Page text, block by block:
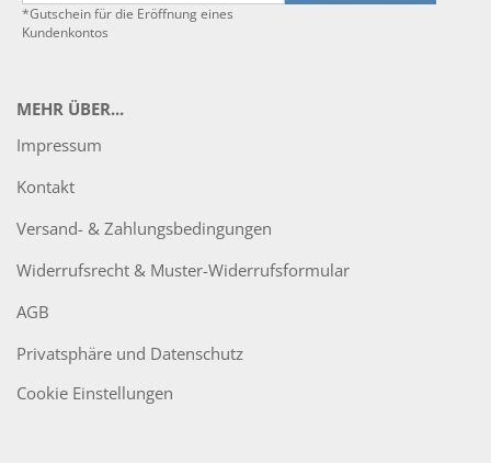
*Gutschein für die Eröffnung eines
Kundenkontos
MEHR ÜBER...
Impressum
Kontakt
Versand- & Zahlungsbedingungen
Widerrufsrecht & Muster-Widerrufsformular
AGB
Privatsphäre und Datenschutz
Cookie Einstellungen